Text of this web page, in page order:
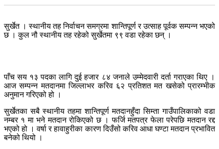
सुर्खेत । स्थानीय तह निर्वाचन समग्रमा शान्तिपूर्ण र उत्साह पूर्वक सम्पन्न भएको
छ । कुल नौ स्थानीय तह रहेको सुर्खेतमा ९९ वडा रहेका छन् ।
पाँच सय १३ पदका लागि दुई हजार ८४ जनाले उम्मेदवारी दर्ता गराएका थिए ।
आज सम्पन्न मतदानमा जिल्लाभर करिव ६२ प्रतिशत मत खसेको प्रारम्भीक
अनुमान गरिएको हो ।
सुर्खेतका सबै स्थानीय तहमा शान्तिपूर्ण मतदानहुँदा सिम्ता गाउँपालिकाको वडा
नम्बर १ मा भने मतदान रोकिएको छ । फर्जि मतपत्र फेला परेपछि मतदान रद्द
भएको हो । वर्षा र हावाहुरीका कारण दिउँसो करिव आधा घण्टा मतदान प्रभावित
बनेको थियो ।